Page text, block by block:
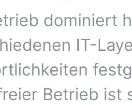
dominiert
IT-
Betrieb ist